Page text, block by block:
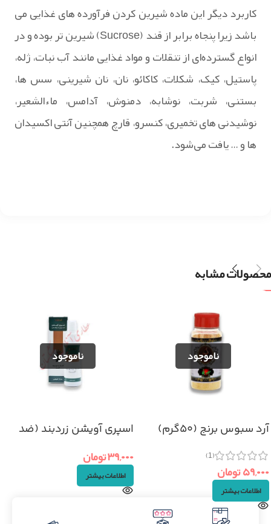
کاربرد دیگر این ماده شیرین کردن فرآورده ‌های غذایی می
باشد زیرا پنجاه برابر از قند (Sucrose) شیرین تر بوده و در
انواع گسترده‌ای از تنقلات و مواد غذایی مانند آب‌ نبات، ژله،
پاستیل، کیک، شکلات، کاکائو، نان، نان شیرینی، سس ها،
بستنی، شربت، نوشابه، دمنوش، آدامس، ماءالشعیر،
نوشیدنی های تخمیری، کنسرو، قارچ همچنین آنتی اکسیدان
ها و … یافت می‌شود.
محصولات مشابه
آرد سبوس برنج (۵۰گرم)
(1)
۵۹,۰۰۰تومان
اطلاعات بیشتر
اسپری آویشن زردبند (ضد
۳۹,۰۰۰تومان
اطلاعات بیشتر